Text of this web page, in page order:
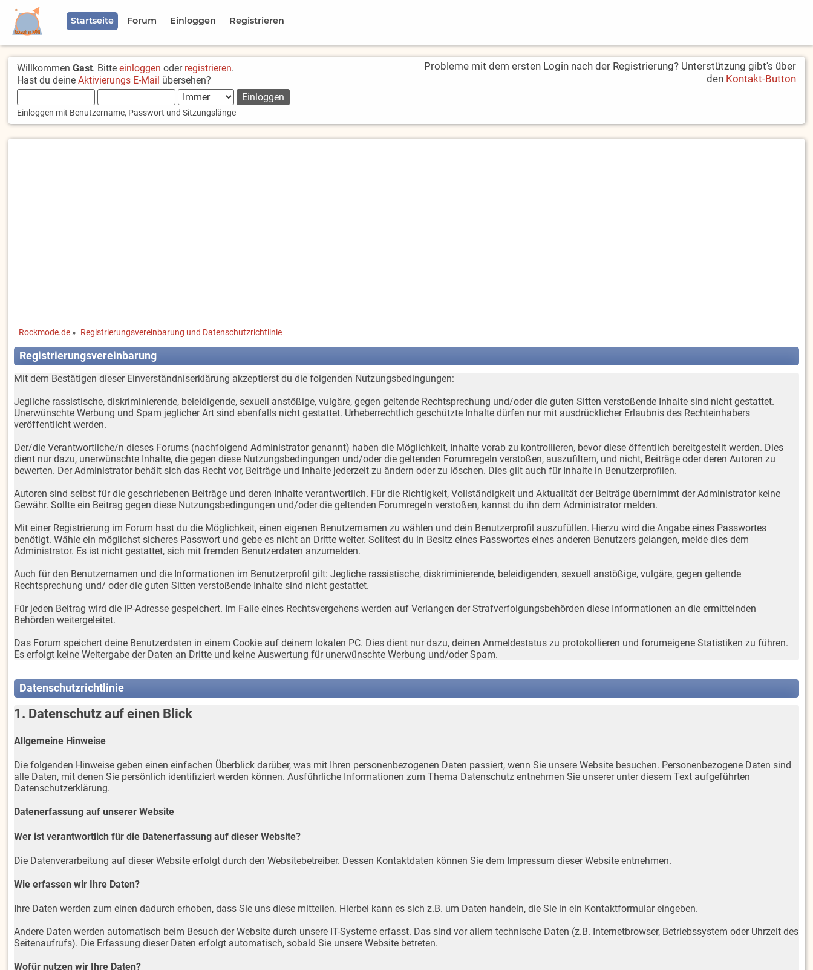
Startseite Forum Einloggen Registrieren
WillkommenGast. Bitteeinloggen oder registrieren.
Hast du deineAktivierungs E-Mail übersehen?
Einloggen mit Benutzername, Passwort und Sitzungslänge
Probleme mit dem ersten Login nach der Registrierung? Unterstützung gibt's über
den Kontakt-Button
Rockmode.de » Registrierungsvereinbarung und Datenschutzrichtlinie
Registrierungsvereinbarung
Mit dem Bestätigen dieser Einverständniserklärung akzeptierst du die folgenden Nutzungsbedingungen:
Jegliche rassistische, diskriminierende, beleidigende, sexuell anstößige, vulgäre, gegen geltende Rechtsprechung und/oder die guten Sitten verstoßende Inhalte sind nicht gestattet.
Unerwünschte Werbung und Spam jeglicher Art sind ebenfalls nicht gestattet. Urheberrechtlich geschützte Inhalte dürfen nur mit ausdrücklicher Erlaubnis des Rechteinhabers
veröffentlicht werden.
Der/die Verantwortliche/n dieses Forums (nachfolgend Administrator genannt) haben die Möglichkeit, Inhalte vorab zu kontrollieren, bevor diese öffentlich bereitgestellt werden. Dies
dient nur dazu, unerwünschte Inhalte, die gegen diese Nutzungsbedingungen und/oder die geltenden Forumregeln verstoßen, auszufiltern, und nicht, Beiträge oder deren Autoren zu
bewerten. Der Administrator behält sich das Recht vor, Beiträge und Inhalte jederzeit zu ändern oder zu löschen. Dies gilt auch für Inhalte in Benutzerprofilen.
Autoren sind selbst für die geschriebenen Beiträge und deren Inhalte verantwortlich. Für die Richtigkeit, Vollständigkeit und Aktualität der Beiträge übernimmt der Administrator keine
Gewähr. Sollte ein Beitrag gegen diese Nutzungsbedingungen und/oder die geltenden Forumregeln verstoßen, kannst du ihn dem Administrator melden.
Mit einer Registrierung im Forum hast du die Möglichkeit, einen eigenen Benutzernamen zu wählen und dein Benutzerprofil auszufüllen. Hierzu wird die Angabe eines Passwortes
benötigt. Wähle ein möglichst sicheres Passwort und gebe es nicht an Dritte weiter. Solltest du in Besitz eines Passwortes eines anderen Benutzers gelangen, melde dies dem
Administrator. Es ist nicht gestattet, sich mit fremden Benutzerdaten anzumelden.
Auch für den Benutzernamen und die Informationen im Benutzerprofil gilt: Jegliche rassistische, diskriminierende, beleidigenden, sexuell anstößige, vulgäre, gegen geltende
Rechtsprechung und/ oder die guten Sitten verstoßende Inhalte sind nicht gestattet.
Für jeden Beitrag wird die IP-Adresse gespeichert. Im Falle eines Rechtsvergehens werden auf Verlangen der Strafverfolgungsbehörden diese Informationen an die ermittelnden
Behörden weitergeleitet.
Das Forum speichert deine Benutzerdaten in einem Cookie auf deinem lokalen PC. Dies dient nur dazu, deinen Anmeldestatus zu protokollieren und forumeigene Statistiken zu führen.
Es erfolgt keine Weitergabe der Daten an Dritte und keine Auswertung für unerwünschte Werbung und/oder Spam.
Datenschutzrichtlinie
1. Datenschutz auf einen Blick
Allgemeine Hinweise
Die folgenden Hinweise geben einen einfachen Überblick darüber, was mit Ihren personenbezogenen Daten passiert, wenn Sie unsere Website besuchen. Personenbezogene Daten sind
alle Daten, mit denen Sie persönlich identifiziert werden können. Ausführliche Informationen zum Thema Datenschutz entnehmen Sie unserer unter diesem Text aufgeführten
Datenschutzerklärung.
Datenerfassung auf unserer Website
Wer ist verantwortlich für die Datenerfassung auf dieser Website?
Die Datenverarbeitung auf dieser Website erfolgt durch den Websitebetreiber. Dessen Kontaktdaten können Sie dem Impressum dieser Website entnehmen.
Wie erfassen wir Ihre Daten?
Ihre Daten werden zum einen dadurch erhoben, dass Sie uns diese mitteilen. Hierbei kann es sich z.B. um Daten handeln, die Sie in ein Kontaktformular eingeben.
Andere Daten werden automatisch beim Besuch der Website durch unsere IT-Systeme erfasst. Das sind vor allem technische Daten (z.B. Internetbrowser, Betriebssystem oder Uhrzeit des
Seitenaufrufs). Die Erfassung dieser Daten erfolgt automatisch, sobald Sie unsere Website betreten.
Wofür nutzen wir Ihre Daten?